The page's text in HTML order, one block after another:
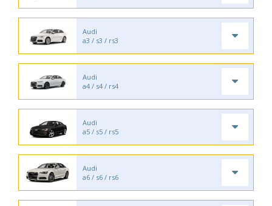
Audi
a3 / s3 / rs3
Audi
a4 / s4 / rs4
Audi
a5 / s5 / rs5
Audi
a6 / s6 / rs6